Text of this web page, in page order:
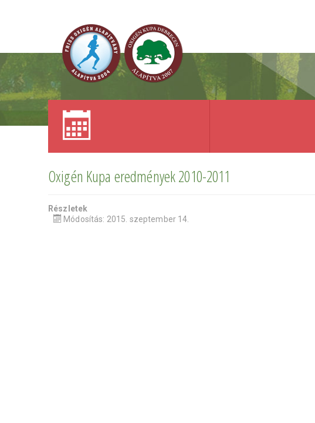
Oxigén Kupa eredmények 2010-2011
Részletek
Módosítás: 2015. szeptember 14.